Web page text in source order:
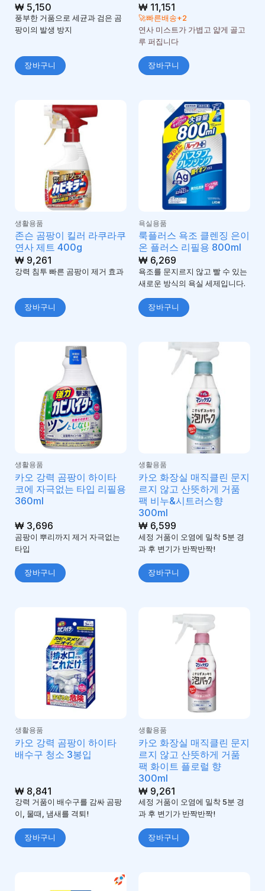
₩5,150
풍부한 거품으로 세균과 검은 곰
팡이의 발생 방지
장바구니
₩11,151
🚀빠른배송+2
연사 미스트가 가볍고 얇게 골고
루 퍼집니다
장바구니
생활용품
존슨 곰팡이 킬러 라쿠라쿠
연사 제트 400g
₩9,261
강력 침투 빠른 곰팡이 제거 효과
장바구니
욕실용품
룩플러스 욕조 클렌징 은이
온 플러스 리필용 800ml
₩6,269
욕조를 문지르지 않고 빨 수 있는
새로운 방식의 욕실 세제입니다.
장바구니
생활용품
카오 강력 곰팡이 하이타
코에 자극없는 타입 리필용
360ml
₩3,696
곰팡이 뿌리까지 제거 자극없는
타입
장바구니
생활용품
카오 화장실 매직클린 문지
르지 않고 산뜻하게 거품
팩 비누&시트러스향
300ml
₩6,599
세정 거품이 오염에 밀착 5분 경
과 후 변기가 반짝반짝!
장바구니
생활용품
카오 강력 곰팡이 하이타
배수구 청소 3봉입
₩8,841
강력 거품이 배수구를 감싸 곰팡
이, 물때, 냄새를 격퇴!
장바구니
생활용품
카오 화장실 매직클린 문지
르지 않고 산뜻하게 거품
팩 화이트 플로럴 향
300ml
₩9,261
세정 거품이 오염에 밀착 5분 경
과 후 변기가 반짝반짝!
장바구니